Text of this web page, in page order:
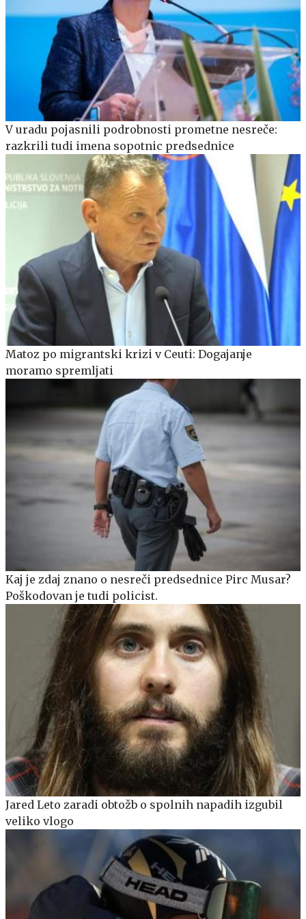
V uradu pojasnili podrobnosti prometne nesreče:
razkrili tudi imena sopotnic predsednice
Matoz po migrantski krizi v Ceuti: Dogajanje
moramo spremljati
Kaj je zdaj znano o nesreči predsednice Pirc Musar?
Poškodovan je tudi policist.
Jared Leto zaradi obtožb o spolnih napadih izgubil
veliko vlogo